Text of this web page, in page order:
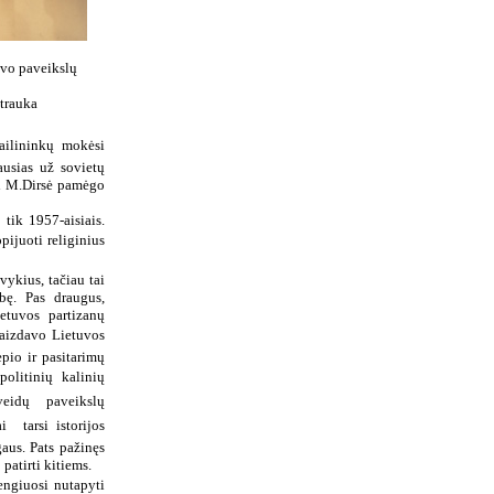
paveikslų
 mokėsi
už sovietų
pamėgo
tik 1957-aisiais.
religinius
tačiau tai
Pas draugus,
partizanų
Lietuvos
ir pasitarimų
politinių kalinių
 paveikslų
 tarsi istorijos
Pats pažinęs
patirti kitiems.
nutapyti